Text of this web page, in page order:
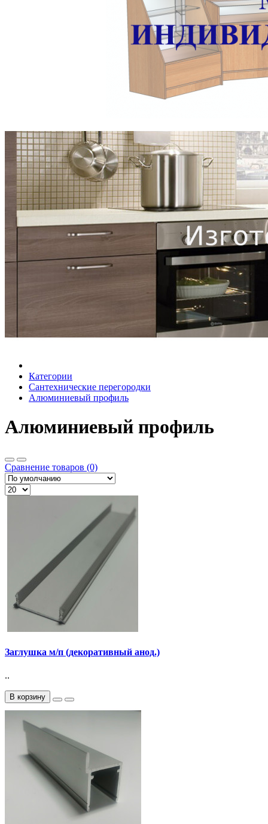
Категории
Сантехнические перегородки
Алюминиевый профиль
Алюминиевый профиль
Сравнение товаров (0)
Заглушка м/п (декоративный анод.)
..
В корзину